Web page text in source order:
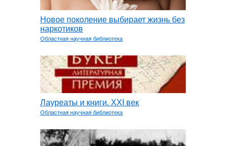
Новое поколение выбирает жизнь без
наркотиков
Областная научная библиотека
Лауреаты и книги. XXI век
Областная научная библиотека